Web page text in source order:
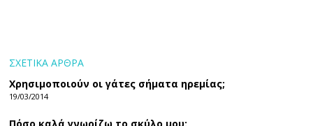
ΣΧΕΤΙΚΑ ΑΡΘΡΑ
Χρησιμοποιούν οι γάτες σήματα ηρεμίας;
19/03/2014